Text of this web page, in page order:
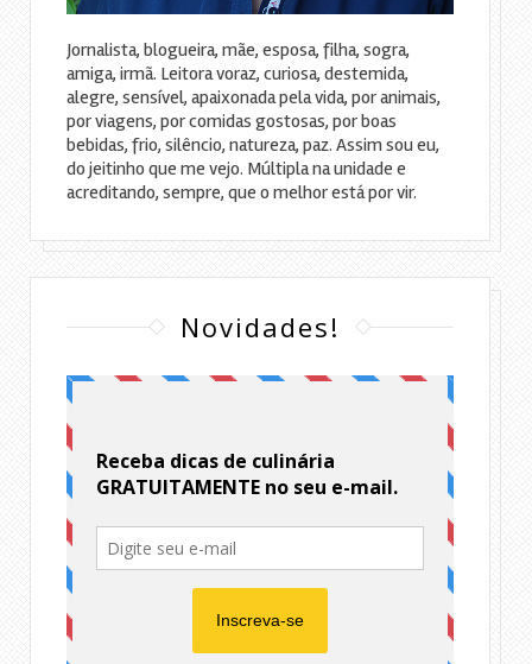
Jornalista, blogueira, mãe, esposa, filha, sogra,
amiga, irmã. Leitora voraz, curiosa, destemida,
alegre, sensível, apaixonada pela vida, por animais,
por viagens, por comidas gostosas, por boas
bebidas, frio, silêncio, natureza, paz. Assim sou eu,
do jeitinho que me vejo. Múltipla na unidade e
acreditando, sempre, que o melhor está por vir.
Novidades!